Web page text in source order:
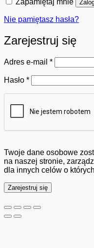
Nie pamiętasz hasła?
Zarejestruj się
Adres e-mail *Wymagane
Hasło *Wymagane
Twoje dane osobowe
na naszej stronie,
dla innych celów o
Zarejestruj się